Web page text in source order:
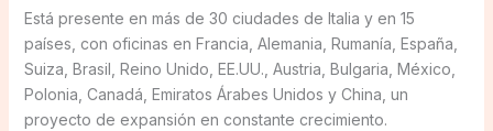
Está presente en más de 30 ciudades de Italia y en 15
países, con oficinas en Francia, Alemania, Rumanía, España,
Suiza, Brasil, Reino Unido, EE.UU., Austria, Bulgaria, México,
Polonia, Canadá, Emiratos Árabes Unidos y China, un
proyecto de expansión en constante crecimiento.